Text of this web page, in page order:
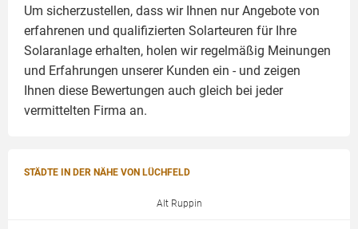
Um sicherzustellen, dass wir Ihnen nur Angebote von
erfahrenen und qualifizierten Solarteuren für Ihre
Solaranlage erhalten, holen wir regelmäßig Meinungen
und Erfahrungen unserer Kunden ein - und zeigen
Ihnen diese Bewertungen auch gleich bei jeder
vermittelten Firma an.
STÄDTE IN DER NÄHE VON LÜCHFELD
Alt Ruppin